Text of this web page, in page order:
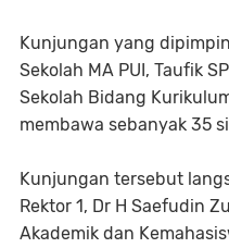
Kunjungan yang
Sekolah MA PUI, Taufik
Sekolah Bidang
membawa sebanyak 35
Kunjungan tersebut
Rektor 1, Dr H Saefudin
Akademik dan